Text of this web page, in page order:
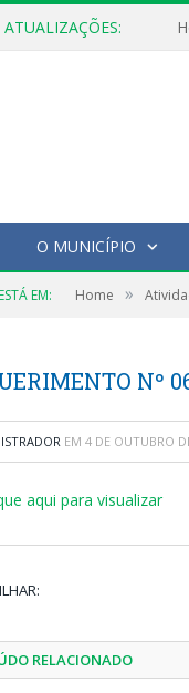
O MUNICÍPIO
EM: Home »
Nº
EM 4 DE OUTUBRO
aqui para visualizar
RELACIONADO